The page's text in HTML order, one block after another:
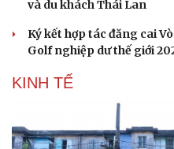
và du khách Thái Lan
Ký kết hợp tác đăng cai
Golf nghiệp dư thế giới
KINH TẾ